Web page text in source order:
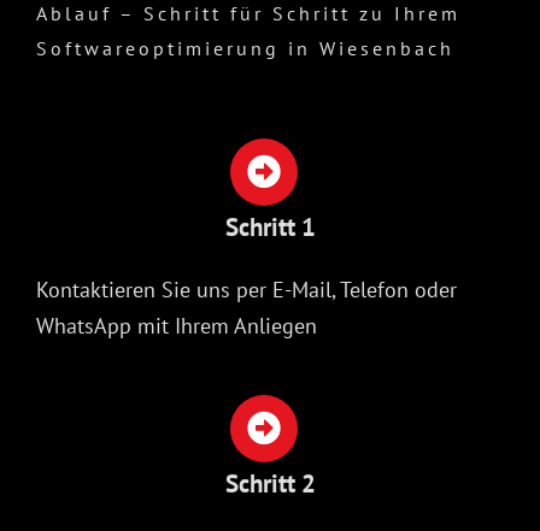
Ablauf – Schritt für Schritt zu Ihrem
Softwareoptimierung in Wiesenbach
Schritt 1
Kontaktieren Sie uns per E-Mail, Telefon oder
WhatsApp mit Ihrem Anliegen
Schritt 2